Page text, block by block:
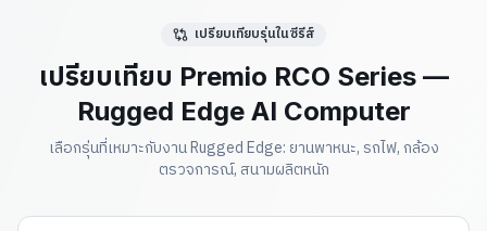
เปรียบเทียบรุ่นในซีรีส์
เปรียบเทียบ Premio RCO Series —
Rugged Edge AI Computer
เลือกรุ่นที่เหมาะกับงาน Rugged Edge: ยานพาหนะ, รถไฟ, กล้อง
ตรวจการณ์, สนามผลิตหนัก